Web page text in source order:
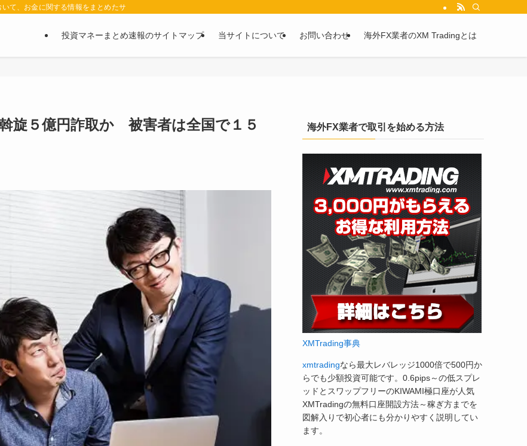
て、お金に関する情報をまとめたサイトです。お金に関する情報の口コミや評判を2chや5chからピックアップしています。
投資マネーまとめ速報のサイトマップ 当サイトについて お問い合わせ 海外FX業者のXM Tradingとは
旋５億円詐取か 被害者は全国で１５
海外FX業者で取引を始める方法
XMTrading事典
xmtradingなら最大レバレッジ1000倍で500円か
らでも少額投資可能です。0.6pips～の低スプレ
ッドとスワップフリーのKIWAMI極口座が人気
XMTradingの無料口座開設方法～稼ぎ方までを
図解入りで初心者にも分かりやすく説明してい
ます。